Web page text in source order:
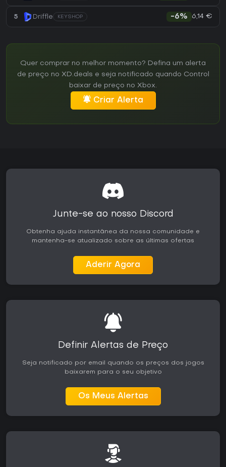
5 Driffle KEYSHOP -6% 6,14 €
Quer comprar no melhor momento? Defina um alerta
de preço no XD.deals e seja notificado quando Control
baixar de preço no Xbox.
Criar Alerta
Junte-se ao nosso Discord
Obtenha ajuda instantânea da nossa comunidade e
mantenha-se atualizado sobre as últimas ofertas
Aderir Agora
Definir Alertas de Preço
Seja notificado por email quando os preços dos jogos
baixarem para o seu objetivo
Os Meus Alertas